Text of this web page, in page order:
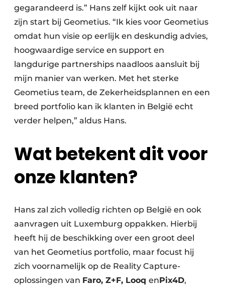
gegarandeerd is.” Hans zelf kijkt ook uit naar
zijn start bij Geometius. “Ik kies voor Geometius
omdat hun visie op eerlijk en deskundig advies,
hoogwaardige service en support en
langdurige partnerships naadloos aansluit bij
mijn manier van werken. Met het sterke
Geometius team, de Zekerheidsplannen en een
breed portfolio kan ik klanten in België echt
verder helpen,” aldus Hans.
Wat betekent dit voor
onze klanten?
Hans zal zich volledig richten op België en ook
aanvragen uit Luxemburg oppakken. Hierbij
heeft hij de beschikking over een groot deel
van het Geometius portfolio, maar focust hij
zich voornamelijk op de Reality Capture-
oplossingen van Faro, Z+F, Looq enPix4D,